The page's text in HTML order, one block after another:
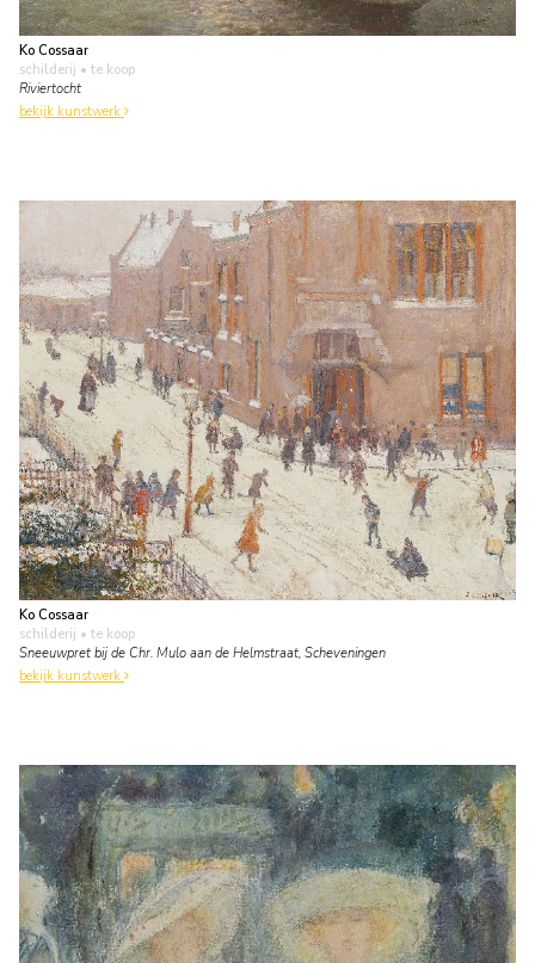
Ko Cossaar
schilderij • te koop
Riviertocht
bekijk kunstwerk
Ko Cossaar
schilderij • te koop
Sneeuwpret bij de Chr. Mulo aan de Helmstraat, Scheveningen
bekijk kunstwerk